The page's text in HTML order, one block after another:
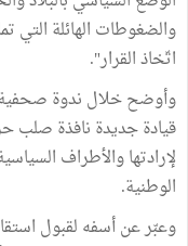
والضغوطات الهائلة
اتّخاذ القرار".
قيادة جديدة نافذة صلب
لإرادتها والأطراف
الوطنية.
وعبّر عن أسفه لقبول